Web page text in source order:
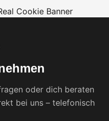
Cookie Banner
oder dich beraten
bei uns – telefonisch